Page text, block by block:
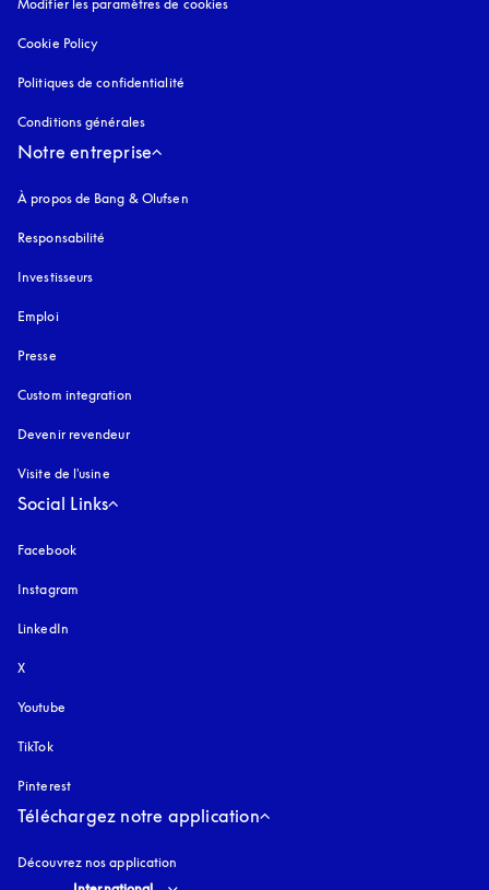
Modifier les paramètres de cookies
Cookie Policy
Politiques de confidentialité
Conditions générales
Notre entreprise
À propos de Bang & Olufsen
Responsabilité
Investisseurs
Emploi
Presse
Custom integration
Devenir revendeur
Visite de l'usine
Social Links
Facebook
Instagram
LinkedIn
X
Youtube
TikTok
Pinterest
Téléchargez notre application
Découvrez nos application